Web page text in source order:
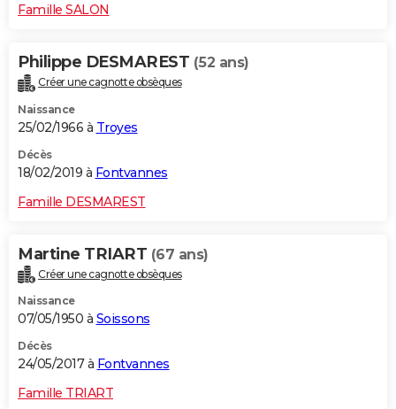
Famille SALON
Philippe DESMAREST (52 ans)
Créer une cagnotte obsèques
Naissance
25/02/1966 à Troyes
Décès
18/02/2019 à Fontvannes
Famille DESMAREST
Martine TRIART (67 ans)
Créer une cagnotte obsèques
Naissance
07/05/1950 à Soissons
Décès
24/05/2017 à Fontvannes
Famille TRIART